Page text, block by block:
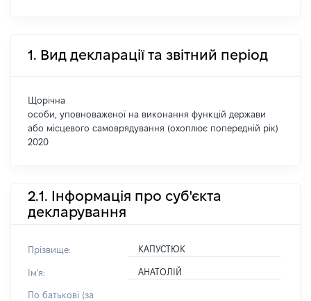
1. Вид декларації та звітний період
Щорічна
особи, уповноваженої на виконання функцій держави
або місцевого самоврядування (охоплює попередній рік)
2020
2.1. Інформація про суб'єкта
декларування
Прізвище: КАПУСТЮК
Ім'я: АНАТОЛІЙ
По батькові (за